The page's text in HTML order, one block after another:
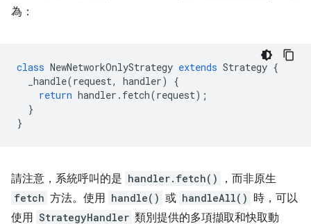
為：
class NewNetworkOnlyStrategy extends Strategy {
_handle(request, handler)
{
return handler . fetch(request);
}
}
請注意，系統呼叫的是 handler.fetch() ，而非原生
fetch 方法。使用 handle() 或 handleAll() 時，可以
使用 StrategyHandler 類別提供的多項擷取和快取動